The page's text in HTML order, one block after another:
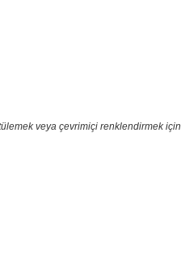
veya çevrimiçi renklendirmek için